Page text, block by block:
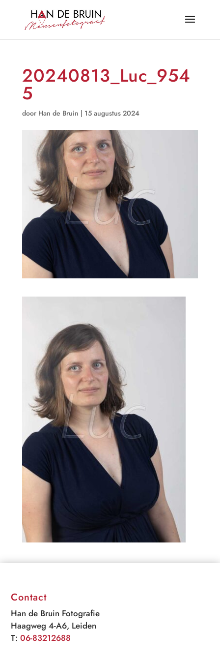
20240813_Luc_954
5
door Han de Bruin | 15 augustus 2024
Contact
Han de Bruin Fotografie
Haagweg 4-A6, Leiden
T:06-83212688